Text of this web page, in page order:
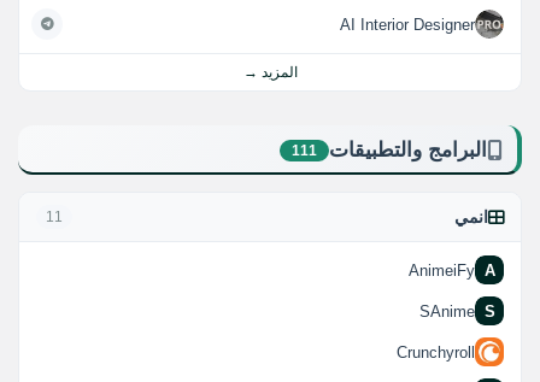
AI Interior Designer
المزيد →
البرامج والتطبيقات 111
انمي 11
A
AnimeiFy
S
SAnime
Crunchyroll